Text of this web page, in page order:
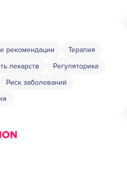
рекомендации
Терапия
лекарств
Регуляторика
Риск заболеваний